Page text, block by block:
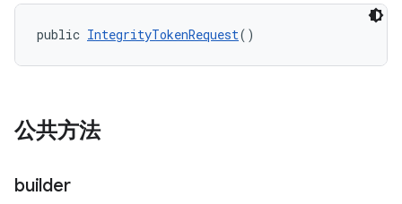
public IntegrityTokenRequest()
公共方法
builder